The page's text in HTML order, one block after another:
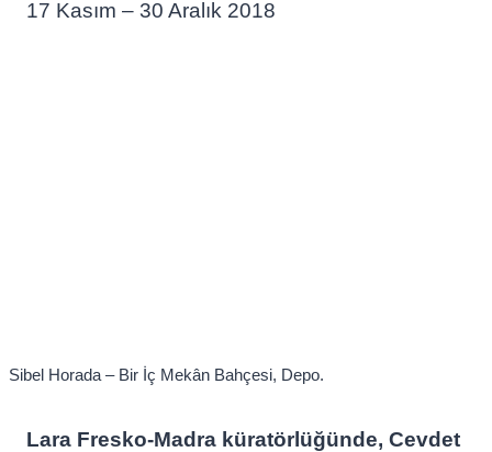
17 Kasım – 30 Aralık 2018
Sibel Horada – Bir İç Mekân Bahçesi, Depo.
Lara Fresko-Madra küratörlüğünde, Cevdet